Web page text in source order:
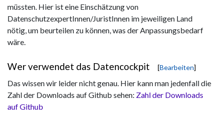
müssten. Hier ist eine Einschätzung von
DatenschutzexpertInnen/JuristInnen im jeweiligen Land
nötig, um beurteilen zu können, was der Anpassungsbedarf
wäre.
Wer verwendet das Datencockpit [Bearbeiten]
Das wissen wir leider nicht genau. Hier kann man jedenfall die
Zahl der Downloads auf Github sehen: Zahl der Downloads
auf Github